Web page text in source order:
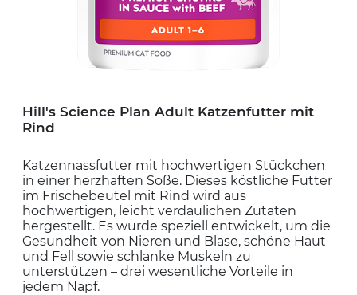
Hill's Science Plan Adult Katzenfutter mit
Rind
Katzennassfutter mit hochwertigen Stückchen
in einer herzhaften Soße. Dieses köstliche Futter
im Frischebeutel mit Rind wird aus
hochwertigen, leicht verdaulichen Zutaten
hergestellt. Es wurde speziell entwickelt, um die
Gesundheit von Nieren und Blase, schöne Haut
und Fell sowie schlanke Muskeln zu
unterstützen – drei wesentliche Vorteile in
jedem Napf.